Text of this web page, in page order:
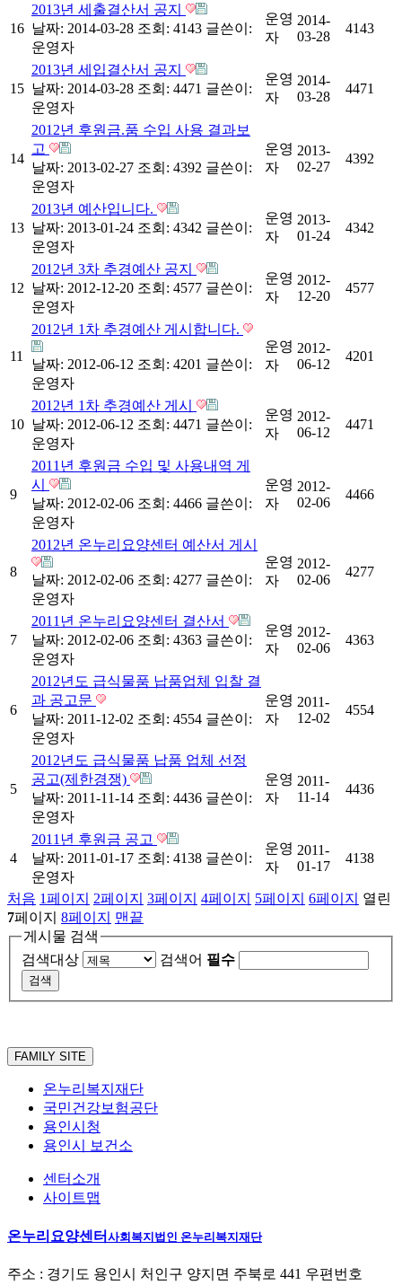
16
2013년 세출결산서 공지
날짜: 2014-03-28 조회: 4143 글쓴이:
운영자
운영
자
2014-
03-28
4143
15
2013년 세입결산서 공지
날짜: 2014-03-28 조회: 4471 글쓴이:
운영자
운영
자
2014-
03-28
4471
14
2012년 후원금.품 수입 사용 결과보
고
날짜: 2013-02-27 조회: 4392 글쓴이:
운영자
운영
자
2013-
02-27
4392
13
2013년 예산입니다.
날짜: 2013-01-24 조회: 4342 글쓴이:
운영자
운영
자
2013-
01-24
4342
12
2012년 3차 추경예산 공지
날짜: 2012-12-20 조회: 4577 글쓴이:
운영자
운영
자
2012-
12-20
4577
11
2012년 1차 추경예산 게시합니다.
날짜: 2012-06-12 조회: 4201 글쓴이:
운영자
운영
자
2012-
06-12
4201
10
2012년 1차 추경예산 게시
날짜: 2012-06-12 조회: 4471 글쓴이:
운영자
운영
자
2012-
06-12
4471
9
2011년 후원금 수입 및 사용내역 게
시
날짜: 2012-02-06 조회: 4466 글쓴이:
운영자
운영
자
2012-
02-06
4466
8
2012년 온누리요양센터 예산서 게시
날짜: 2012-02-06 조회: 4277 글쓴이:
운영자
운영
자
2012-
02-06
4277
7
2011년 온누리요양센터 결산서
날짜: 2012-02-06 조회: 4363 글쓴이:
운영자
운영
자
2012-
02-06
4363
6
2012년도 급식물품 납품업체 입찰 결
과 공고문
날짜: 2011-12-02 조회: 4554 글쓴이:
운영자
운영
자
2011-
12-02
4554
5
2012년도 급식물품 납품 업체 선정
공고(제한경쟁)
날짜: 2011-11-14 조회: 4436 글쓴이:
운영자
운영
자
2011-
11-14
4436
4
2011년 후원금 공고
날짜: 2011-01-17 조회: 4138 글쓴이:
운영자
운영
자
2011-
01-17
4138
처음 1페이지 2페이지 3페이지 4페이지 5페이지 6페이지
열린
7페이지 8페이지
맨끝
게시물 검색
검색대상
검색어 필수
FAMILY SITE
온누리복지재단
국민건강보험공단
용인시청
용인시 보건소
센터소개
사이트맵
온누리요양센터 사회복지법인 온누리복지재단
주소 : 경기도 용인시 처인구 양지면 주북로 441 우편번호